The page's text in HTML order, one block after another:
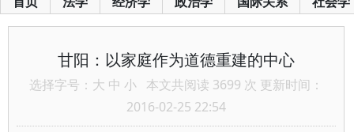
甘阳：以家庭作为道德重建的中心
选择字号： 大 中 小 本文共阅读 3699 次 更新时间：
2016-02-25 22:54